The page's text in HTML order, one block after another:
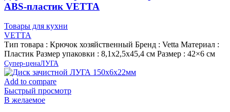
ABS-пластик VETTA
Товары для кухни
VETTA
Тип товара : Крючок хозяйственный Бренд : Vetta Материал :
Пластик Размер упаковки : 8,1х2,5х45,4 см Размер : 42×6 см
Супер-ценаЛУГА
Add to compare
Быстрый просмотр
В желаемое